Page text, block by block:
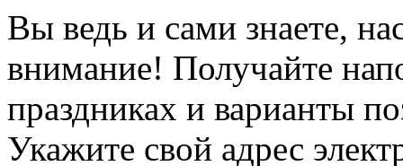
Вы ведь и сами знаете,
внимание! Получайте
праздниках и варианты
Укажите свой адрес